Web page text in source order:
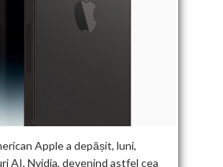
Apple a depășit, luni,
AI, Nvidia, devenind astfel cea